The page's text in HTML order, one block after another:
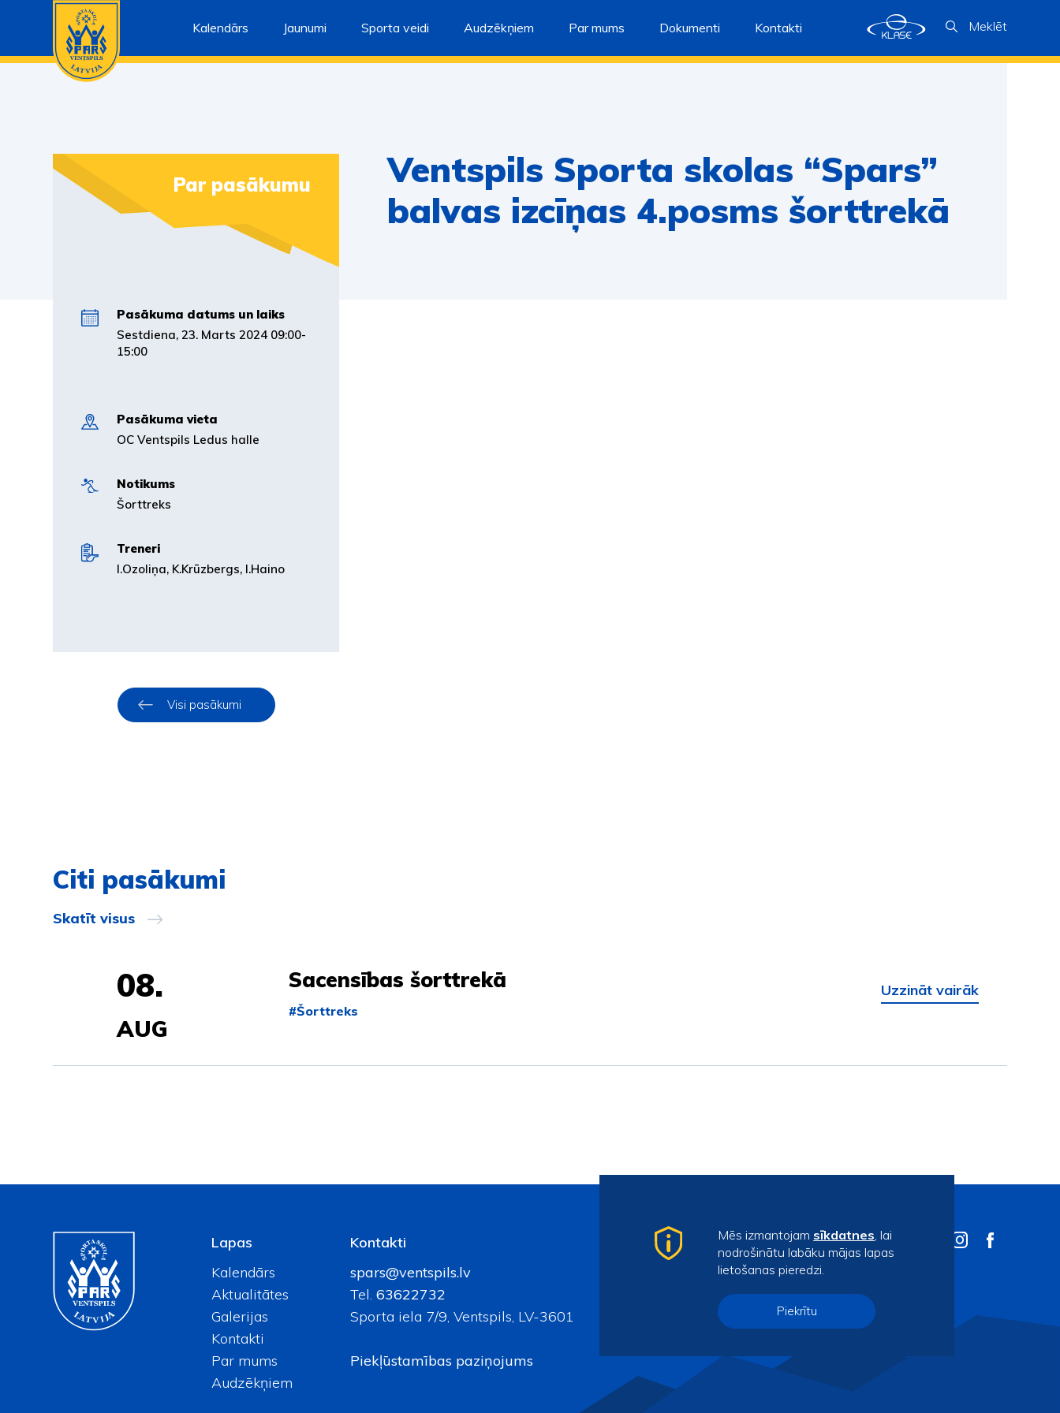
Kalendārs Jaunumi Sporta veidi Audzēkņiem Par mums Dokumenti Kontakti Meklēt
Ventspils Sporta skolas “Spars”
balvas izcīņas 4.posms šorttrekā
Par pasākumu
Pasākuma datums un laiks
Sestdiena, 23. Marts 2024 09:00-
15:00
Pasākuma vieta
OC Ventspils Ledus halle
Notikums
Šorttreks
Treneri
I.Ozoliņa, K.Krūzbergs, I.Haino
Visi pasākumi
Citi pasākumi
Skatīt visus
08.
AUG
Sacensības šorttrekā
#Šorttreks
Uzzināt vairāk
Lapas
Kalendārs
Aktualitātes
Galerijas
Kontakti
Par mums
Audzēkņiem
Kontakti
spars@ventspils.lv
Tel. 63622732
Sporta iela 7/9, Ventspils, LV-3601
Piekļūstamības paziņojums
Mēs izmantojam sīkdatnes , lai
nodrošinātu labāku mājas lapas
lietošanas pieredzi.
Piekrītu